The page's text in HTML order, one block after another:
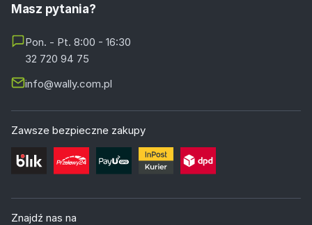
Masz pytania?
Pon. - Pt. 8:00 - 16:30
32 720 94 75
info@wally.com.pl
Zawsze bezpieczne zakupy
Znajdź nas na